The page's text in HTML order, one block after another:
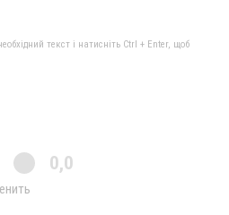
текст і натисніть Ctrl + Enter, щоб
0,0